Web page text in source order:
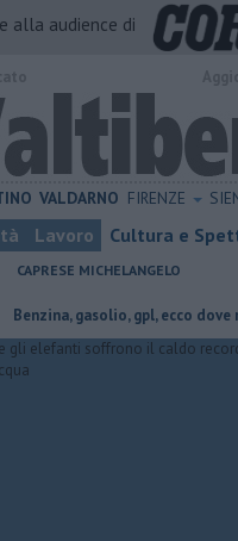
alla audience di
VALDARNO FIRENZE
Lavoro Cultura e
CAPRESE MICHELANGELO
gasolio, gpl, ecco dove